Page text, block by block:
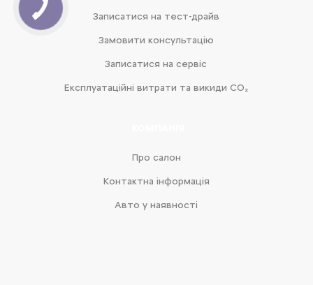
Записатися на тест-драйв
Замовити консультацію
Записатися на сервіс
Експлуатаційні витрати та викиди CO₂
Про салон
Контактна інформація
Авто у наявності